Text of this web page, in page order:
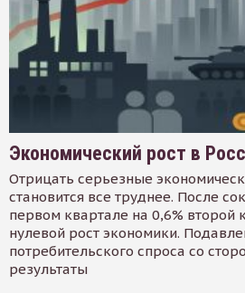
Экономический рост в
Отрицать серьезные
становится все труднее. После
первом квартале на 0,6% второй
нулевой рост экономики.
потребительского спроса со
результаты